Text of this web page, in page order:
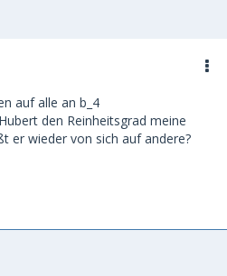
auf alle an b_4
den Reinheitsgrad meine
er wieder von sich auf andere?